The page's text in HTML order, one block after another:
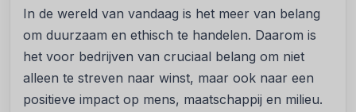
In de wereld van vandaag is het meer van belang
om duurzaam en ethisch te handelen. Daarom is
het voor bedrijven van cruciaal belang om niet
alleen te streven naar winst, maar ook naar een
positieve impact op mens, maatschappij en milieu.